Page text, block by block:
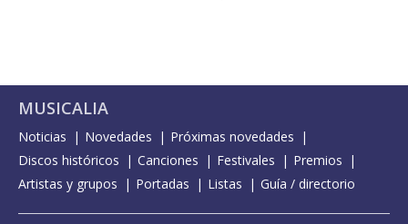
MUSICALIA
Noticias Novedades
Próximas novedades
Discos históricos
Canciones Festivales
Premios
Artistas y grupos
Portadas Listas Guía / directorio